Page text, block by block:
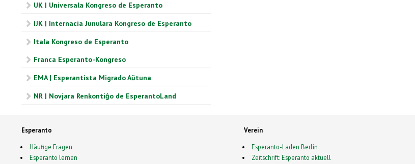
UK | Universala Kongreso de Esperanto
IJK | Internacia Junulara Kongreso de Esperanto
Itala Kongreso de Esperanto
Franca Esperanto-Kongreso
EMA | Esperantista Migrado Aŭtuna
NR | Novjara Renkontiĝo de EsperantoLand
Esperanto
Häufige Fragen
Esperanto lernen
Verein
Esperanto-Laden Berlin
Zeitschrift: Esperanto aktuell